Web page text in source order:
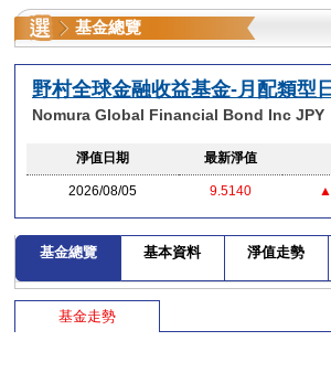
基金總覽
野村全球金融收益基金-月配類型
Nomura Global Financial Bond Inc JPY
淨值日期 最新淨值
2026/08/05 9.5140
基金總覽 基本資料 淨值走勢
基金走勢